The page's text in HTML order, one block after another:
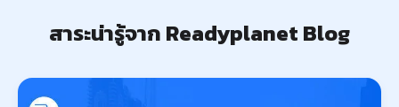
สาระน่ารู้จาก Readyplanet Blog